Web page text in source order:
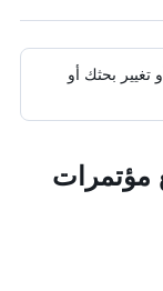
تغيير بحثك أو
مؤتمرات